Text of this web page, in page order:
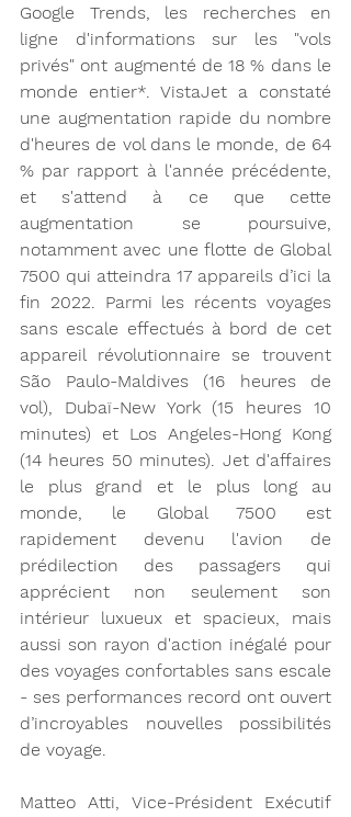
Google Trends, les recherches en
ligne d'informations sur les "vols
privés" ont augmenté de 18 % dans le
monde entier*. VistaJet a constaté
une augmentation rapide du nombre
d'heures de vol dans le monde, de 64
% par rapport à l'année précédente,
et s'attend à ce que cette
augmentation se poursuive,
notamment avec une flotte de Global
7500 qui atteindra 17 appareils d’ici la
fin 2022. Parmi les récents voyages
sans escale effectués à bord de cet
appareil révolutionnaire se trouvent
São Paulo-Maldives (16 heures de
vol), Dubaï-New York (15 heures 10
minutes) et Los Angeles-Hong Kong
(14 heures 50 minutes). Jet d'affaires
le plus grand et le plus long au
monde, le Global 7500 est
rapidement devenu l'avion de
prédilection des passagers qui
apprécient non seulement son
intérieur luxueux et spacieux, mais
aussi son rayon d'action inégalé pour
des voyages confortables sans escale
- ses performances record ont ouvert
d’incroyables nouvelles possibilités
de voyage.
Matteo Atti, Vice-Président Exécutif